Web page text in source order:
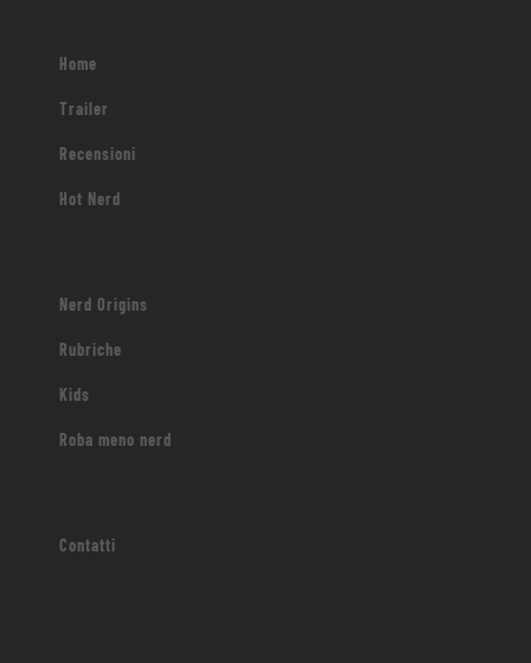
Home
Trailer
Recensioni
Hot Nerd
Nerd Origins
Rubriche
Kids
Roba meno nerd
Contatti